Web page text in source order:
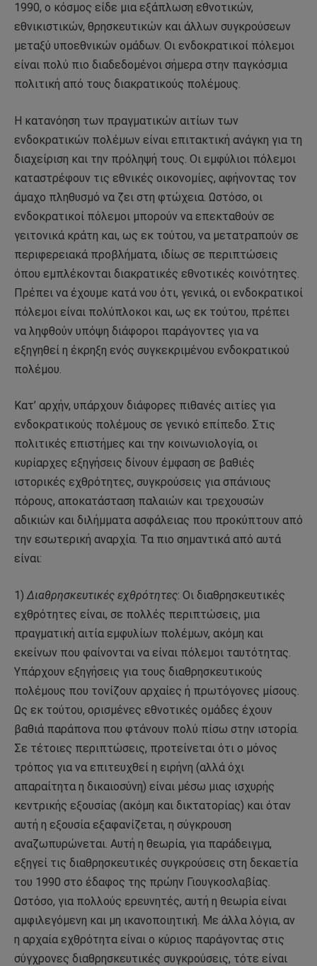
1990, ο κόσμος είδε μια εξάπλωση εθνοτικών,
εθνικιστικών, θρησκευτικών και άλλων συγκρούσεων
μεταξύ υποεθνικών ομάδων. Οι ενδοκρατικοί πόλεμοι
είναι πολύ πιο διαδεδομένοι σήμερα στην παγκόσμια
πολιτική από τους διακρατικούς πολέμους.
Η κατανόηση των πραγματικών αιτίων των
ενδοκρατικών πολέμων είναι επιτακτική ανάγκη για τη
διαχείριση και την πρόληψή τους. Οι εμφύλιοι πόλεμοι
καταστρέφουν τις εθνικές οικονομίες, αφήνοντας τον
άμαχο πληθυσμό να ζει στη φτώχεια. Ωστόσο, οι
ενδοκρατικοί πόλεμοι μπορούν να επεκταθούν σε
γειτονικά κράτη και, ως εκ τούτου, να μετατραπούν σε
περιφερειακά προβλήματα, ιδίως σε περιπτώσεις
όπου εμπλέκονται διακρατικές εθνοτικές κοινότητες.
Πρέπει να έχουμε κατά νου ότι, γενικά, οι ενδοκρατικοί
πόλεμοι είναι πολύπλοκοι και, ως εκ τούτου, πρέπει
να ληφθούν υπόψη διάφοροι παράγοντες για να
εξηγηθεί η έκρηξη ενός συγκεκριμένου ενδοκρατικού
πολέμου.
Κατ’ αρχήν, υπάρχουν διάφορες πιθανές αιτίες για
ενδοκρατικούς πολέμους σε γενικό επίπεδο. Στις
πολιτικές επιστήμες και την κοινωνιολογία, οι
κυρίαρχες εξηγήσεις δίνουν έμφαση σε βαθιές
ιστορικές εχθρότητες, συγκρούσεις για σπάνιους
πόρους, αποκατάσταση παλαιών και τρεχουσών
αδικιών και διλήμματα ασφάλειας που προκύπτουν από
την εσωτερική αναρχία. Τα πιο σημαντικά από αυτά
είναι:
1)Διαθρησκευτικές εχθρότητες: Οι διαθρησκευτικές
εχθρότητες είναι, σε πολλές περιπτώσεις, μια
πραγματική αιτία εμφυλίων πολέμων, ακόμη και
εκείνων που φαίνονται να είναι πόλεμοι ταυτότητας.
Υπάρχουν εξηγήσεις για τους διαθρησκευτικούς
πολέμους που τονίζουν αρχαίες ή πρωτόγονες μίσους.
Ως εκ τούτου, ορισμένες εθνοτικές ομάδες έχουν
βαθιά παράπονα που φτάνουν πολύ πίσω στην ιστορία.
Σε τέτοιες περιπτώσεις, προτείνεται ότι ο μόνος
τρόπος για να επιτευχθεί η ειρήνη (αλλά όχι
απαραίτητα η δικαιοσύνη) είναι μέσω μιας ισχυρής
κεντρικής εξουσίας (ακόμη και δικτατορίας) και όταν
αυτή η εξουσία εξαφανίζεται, η σύγκρουση
αναζωπυρώνεται. Αυτή η θεωρία, για παράδειγμα,
εξηγεί τις διαθρησκευτικές συγκρούσεις στη δεκαετία
του 1990 στο έδαφος της πρώην Γιουγκοσλαβίας.
Ωστόσο, για πολλούς ερευνητές, αυτή η θεωρία είναι
αμφιλεγόμενη και μη ικανοποιητική. Με άλλα λόγια, αν
η αρχαία εχθρότητα είναι ο κύριος παράγοντας στις
σύγχρονες διαθρησκευτικές συγκρούσεις, τότε είναι